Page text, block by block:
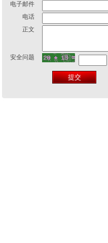
电子邮件
电话
正文
安全问题